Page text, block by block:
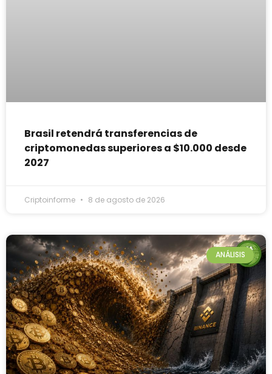
Brasil retendrá transferencias de
criptomonedas superiores a $10.000 desde
2027
Criptoinforme 8 de agosto de 2026
ANÁLISIS